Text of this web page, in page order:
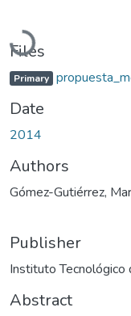
Loading...
Files
Primary
Date
2014
Authors
Gómez-Gutiérrez,
Publisher
Instituto Tecnológico
Abstract